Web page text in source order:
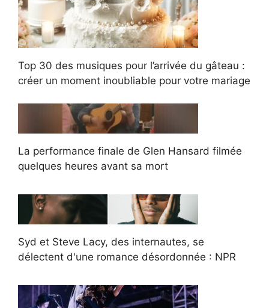
Top 30 des musiques pour l’arrivée du gâteau :
créer un moment inoubliable pour votre mariage
La performance finale de Glen Hansard filmée
quelques heures avant sa mort
Syd et Steve Lacy, des internautes, se
délectent d'une romance désordonnée : NPR